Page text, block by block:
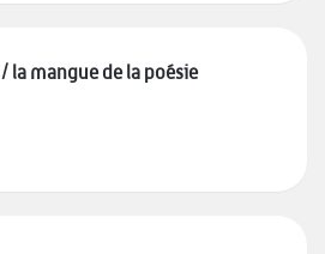
la mangue de la poésie